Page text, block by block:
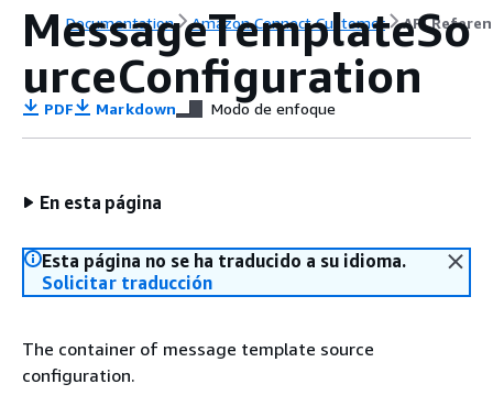
Documentation Amazon Connect Customer API
MessageTemplateSo
urceConfiguration
PDF Markdown Modo de enfoque
En esta página
Esta página no se ha traducido a su idioma.
Solicitar traducción
The container of message template source
configuration.